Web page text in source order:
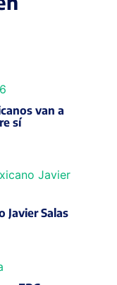
van a
sí
Javier Salas